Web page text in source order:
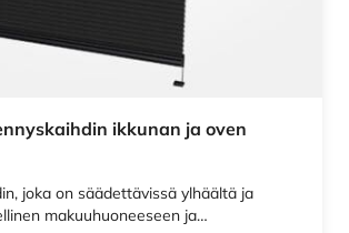
ikkunan ja oven
joka on säädettävissä ylhäältä ja
makuuhuoneeseen ja…